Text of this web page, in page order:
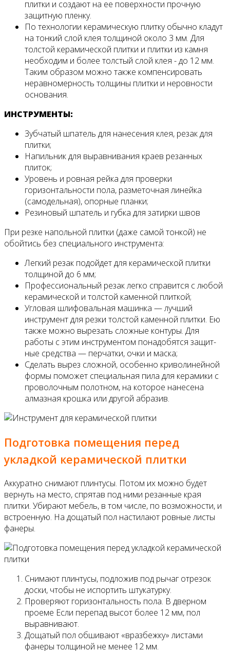
плитки и создают на ее поверхности прочную
защитную пленку.
По технологии керамическую плитку обычно кладут
на тонкий слой клея толщиной около 3 мм. Для
толстой керамической плитки и плитки из камня
необходим и более толстый слой клея - до 12 мм.
Таким образом можно также компенсировать
неравномерность толщины плитки и неровности
основания.
ИНСТРУМЕНТЫ:
Зубчатый шпатель для нанесения клея, резак для
плитки;
Напильник для выравнивания краев резанных
плиток;
Уровень и ровная рейка для проверки
горизонтальности пола, разметочная линейка
(самодельная), опорные планки;
Резиновый шпатель и губка для затирки швов
При резке напольной плитки (даже са­мой тонкой) не
обойтись без специаль­ного инструмента:
Легкий резак подойдет для керами­ческой плитки
толщиной до 6 мм;
Профессиональный резак легко справится с любой
керамической и толстой каменной плиткой;
Угловая шлифовальная машинка — лучший
инструмент для резки тол­стой каменной плитки. Ею
также можно вырезать сложные кон­туры. Для
работы с этим инструментом понадобятся защит­
ные средства — перчатки, очки и маска;
Сделать вырез сложной, особенно криволинейной
формы поможет спе­циальная пила для керамики с
проволочным полотном, на которое нанесена
алмазная крошка или дру­гой абразив.
Подготовка помещения перед
укладкой керамической плитки
Аккуратно снимают плинтусы. Потом их можно будет
вернуть на место, спрятав под ними резанные края
плитки. Убирают мебель, в том числе, по возможности, и
встроенную. На дощатый пол настилают ровные листы
фанеры.
Снимают плинтусы, подложив под рычаг отрезок
доски, чтобы не испортить штукатурку.
Проверяют горизонтальность пола. В дверном
проеме Если перепад высот более 12 мм, пол
выравнивают.
Дощатый пол обшивают «вразбежку» листами
фанеры толщиной не менее 12 мм.